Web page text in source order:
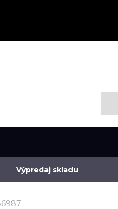
Výpredaj skladu